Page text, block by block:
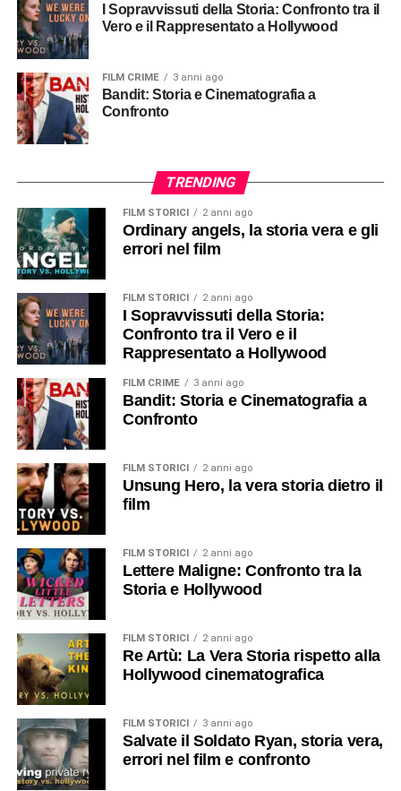
Vero e il Rappresentato a Hollywood
FILM CRIME 3 anni ago
Bandit: Storia e Cinematografia a
Confronto
TRENDING
FILM STORICI 2 anni ago
Ordinary angels, la storia vera e gli
errori nel film
FILM STORICI 2 anni ago
I Sopravvissuti della Storia:
Confronto tra il Vero e il
Rappresentato a Hollywood
FILM CRIME 3 anni ago
Bandit: Storia e Cinematografia a
Confronto
FILM STORICI 2 anni ago
Unsung Hero, la vera storia dietro il
film
FILM STORICI 2 anni ago
Lettere Maligne: Confronto tra la
Storia e Hollywood
FILM STORICI 2 anni ago
Re Artù: La Vera Storia rispetto alla
Hollywood cinematografica
FILM STORICI 3 anni ago
Salvate il Soldato Ryan, storia vera,
errori nel film e confronto